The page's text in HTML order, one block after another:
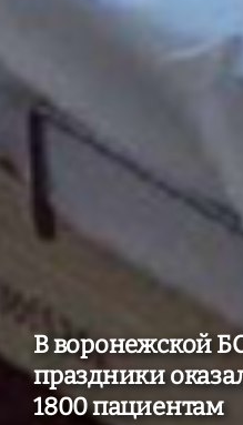
В воронежской
праздники
1800 пациентам